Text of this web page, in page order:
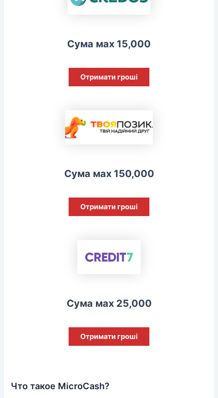
Сума мах 15,000
Отримати гроші
Сума мах 150,000
Отримати гроші
Сума мах 25,000
Отримати гроші
Что такое MicroCash?